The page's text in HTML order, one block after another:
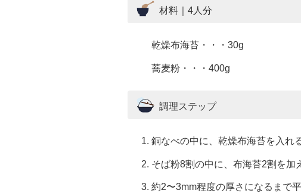
材料｜4人分
乾燥布海苔・・・30g
蕎麦粉・・・400g
調理ステップ
銅なべの中に、乾燥布海苔を入れ
そば粉8割の中に、布海苔2割を加
約2〜3mm程度の厚さになるまで